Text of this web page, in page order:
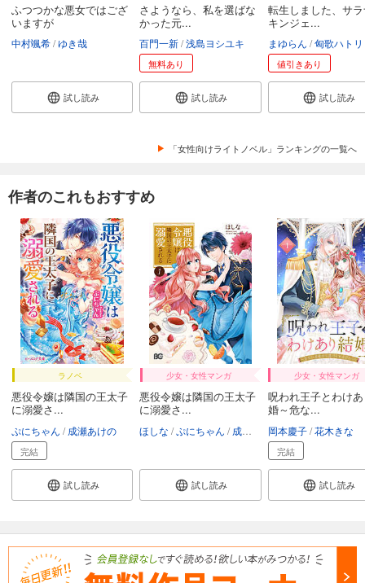
ふつつかな悪女ではござ
いますが
中村颯希 ゆき哉
試し読み
さようなら、私を選ばな
かった元...
百門一新 浅島ヨシユキ
無料あり
試し読み
転生しました、サ
キンジェ...
まゆらん 匈歌ハトリ
値引きあり
試し読み
「女性向けライトノベル」ランキングの一覧へ
作者のこれもおすすめ
ラノベ
悪役令嬢は隣国の王太子
に溺愛さ...
ぷにちゃん 成瀬あけの
完結
試し読み
少女・女性マンガ
悪役令嬢は隣国の王太子
に溺愛さ...
ほしな ぷにちゃん 成瀬あけの
試し読み
少女・女性マンガ
呪われ王子とわけ
婚～危な...
岡本慶子 花木きな
完結
試し読み